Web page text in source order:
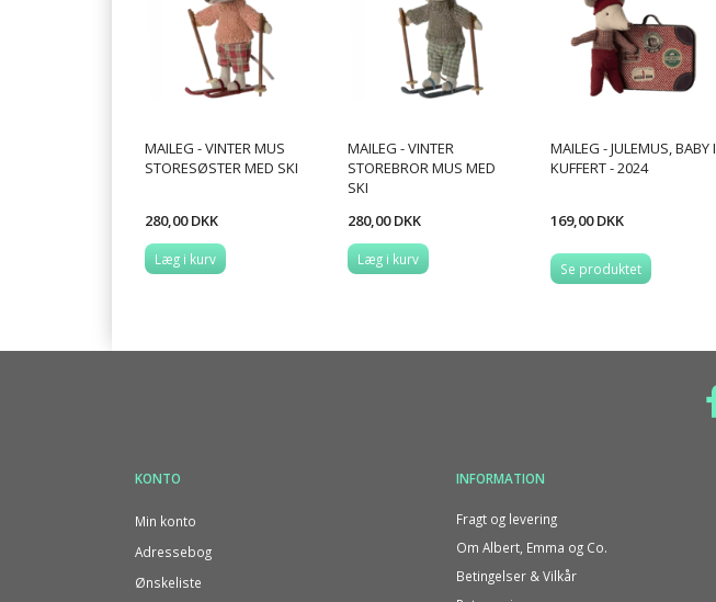
MAILEG - VINTER MUS
STORESØSTER MED SKI
280,00 DKK
Læg i kurv
MAILEG - VINTER
STOREBROR MUS MED
SKI
280,00 DKK
Læg i kurv
MAILEG - JULEMUS, BABY I
KUFFERT - 2024
169,00 DKK
Se produktet
KONTO
Min konto
Adressebog
Ønskeliste
INFORMATION
Fragt og levering
Om Albert, Emma og Co.
Betingelser & Vilkår